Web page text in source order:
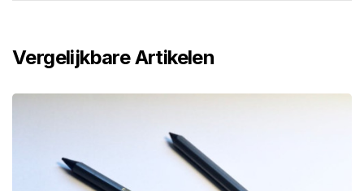
Vergelijkbare Artikelen